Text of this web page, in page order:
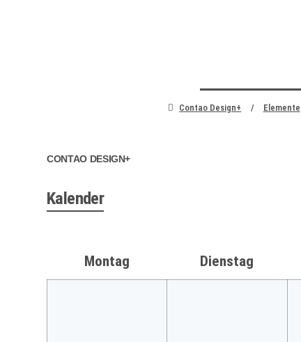
zum Inhalt springen
Contao Design+ Elemente
CONTAO DESIGN+
Kalender
Montag Dienstag